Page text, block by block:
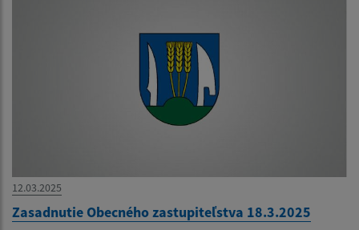
12.03.2025
Zasadnutie Obecného zastupiteľstva 18.3.2025